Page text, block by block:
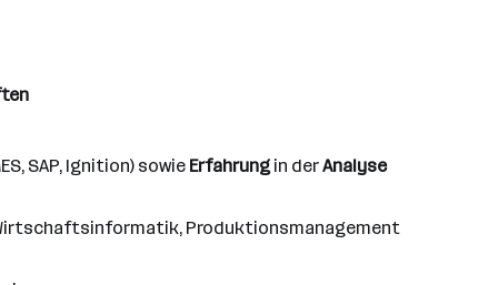
SAP, Ignition) sowie Erfahrung in derAnalyse
Wirtschafts­informatik, Produktionsmanagement